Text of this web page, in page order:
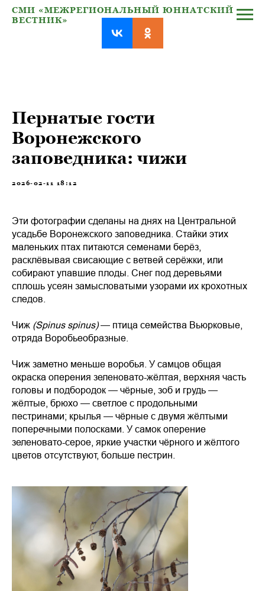
СМИ «МЕЖРЕГИОНАЛЬНЫЙ ЮННАТСКИЙ
ВЕСТНИК»
Пернатые гости
Воронежского
заповедника: чижи
2026-02-11 18:12
Эти фотографии сделаны на днях на Центральной
усадьбе Воронежского заповедника. Стайки этих
маленьких птах питаются семенами берёз,
расклёвывая свисающие с ветвей серёжки, или
собирают упавшие плоды. Снег под деревьями
сплошь усеян замысловатыми узорами их крохотных
следов.
Чиж (Spinus spinus)— птица семейства Вьюрковые,
отряда Воробьеобразные.
Чиж заметно меньше воробья. У самцов общая
окраска оперения зеленовато-жёлтая, верхняя часть
головы и подбородок — чёрные, зоб и грудь —
жёлтые, брюхо — светлое с продольными
пестринами; крылья — чёрные с двумя жёлтыми
поперечными полосками. У самок оперение
зеленовато-серое, яркие участки чёрного и жёлтого
цветов отсутствуют, больше пестрин.